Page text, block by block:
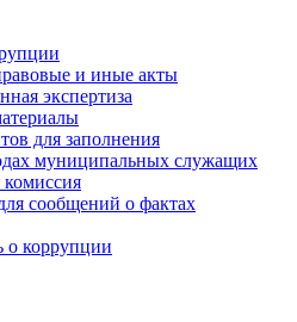
и иные акты
экспертиза
для заполнения
муниципальных служащих
комиссия
сообщений о фактах
о коррупции